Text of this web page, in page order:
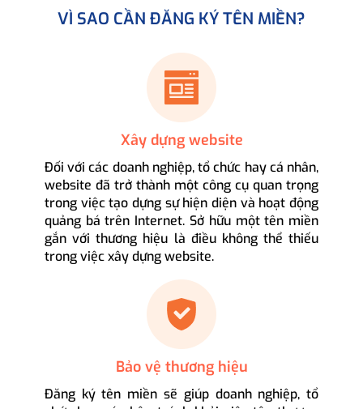
VÌ SAO CẦN ĐĂNG KÝ TÊN MIỀN?
Xây dựng website
Đối với các doanh nghiệp, tổ chức hay cá nhân,
website đã trở thành một công cụ quan trọng
trong việc tạo dựng sự hiện diện và hoạt động
quảng bá trên Internet. Sở hữu một tên miền
gắn với thương hiệu là điều không thể thiếu
trong việc xây dựng website.
Bảo vệ thương hiệu
Đăng ký tên miền sẽ giúp doanh nghiệp, tổ